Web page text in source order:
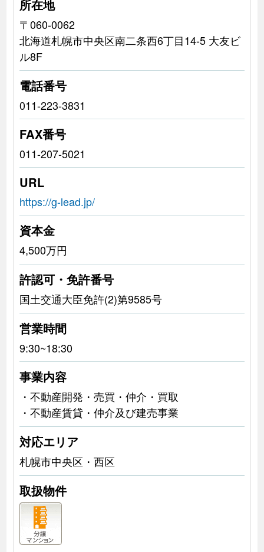
所在地
〒060-0062
北海道札幌市中央区南二条西6丁目14-5 大友ビ
ル8F
電話番号
011-223-3831
FAX番号
011-207-5021
URL
https://g-lead.jp/
資本金
4,500万円
許認可・免許番号
国土交通大臣免許(2)第9585号
営業時間
9:30~18:30
事業内容
・不動産開発・売買・仲介・買取
・不動産賃貸・仲介及び建売事業
対応エリア
札幌市中央区・西区
取扱物件